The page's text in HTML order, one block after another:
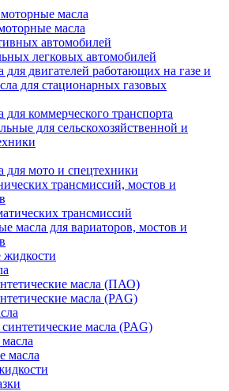
масла
масла
автомобилей
легковых автомобилей
двигателей работающих на газе и
для стационарных газовых
коммерческого транспорта
для сельскохозяйственной и
мото и спецтехники
трансмиссий, мостов и
трансмиссий
масла для вариаторов, мостов и
жидкости
масла (ПАО)
масла (PAG)
масла (PAG)
масла